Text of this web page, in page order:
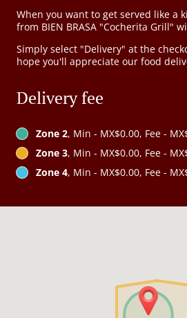
When you want to get served like a
from BIEN BRASA "Cocherita Grill"
Simply select "Delivery" at the
hope you'll appreciate our food
Delivery fee
Zone 2, Min - MX$0.00, Fee -
Zone 3, Min - MX$0.00, Fee -
Zone 4, Min - MX$0.00, Fee -